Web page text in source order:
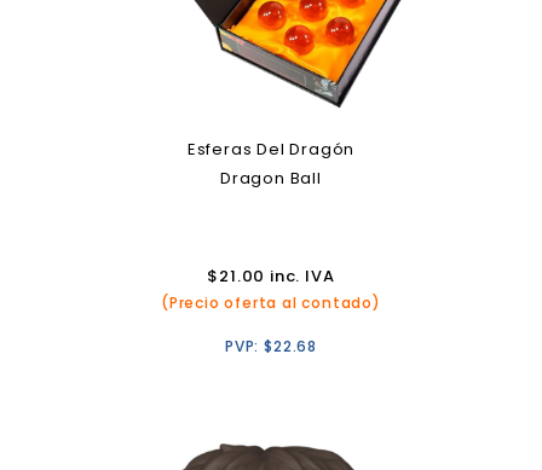
Esferas Del Dragón
Dragon Ball
$21.00 inc. IVA
(Precio oferta al contado)
PVP:$22.68